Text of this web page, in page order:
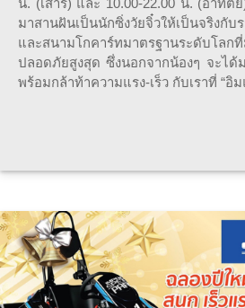
น. (เสาร์) และ 10.00-22.00 น. (อาทิต
มาสานฝันเป็นนักซิ่งวัยจิ๋วให้เป็นจริงกับ
และสนามโกคาร์ทมาตรฐานระดับโลก
ปลอดภัยสูงสุด ซึ่งนอกจากน้องๆ จะไ
พร้อมกล้าท้าความแรง-เร็ว กับเราที่ “อิ